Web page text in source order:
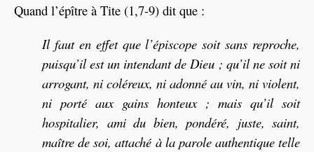
Quand l’épître à Tite (1,7-9) dit que :
Il faut en effet que l’épiscope soit sans reproche,
puisqu’il est un intendant de Dieu ; qu’il ne soit ni
arrogant, ni coléreux, ni adonné au vin, ni violent,
ni porté aux gains honteux ; mais qu’il soit
hospitalier, ami du bien, pondéré, juste, saint,
maître de soi, attaché à la parole authentique telle